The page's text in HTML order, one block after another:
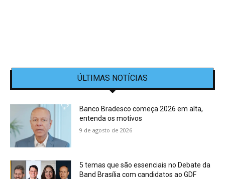
ÚLTIMAS NOTÍCIAS
Banco Bradesco começa 2026 em alta,
entenda os motivos
9 de agosto de 2026
5 temas que são essenciais no Debate da
Band Brasília com candidatos ao GDF